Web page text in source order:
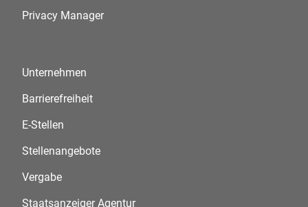
Privacy Manager
Unternehmen
Barrierefreiheit
E-Stellen
Stellenangebote
Vergabe
Staatsanzeiger Agentur